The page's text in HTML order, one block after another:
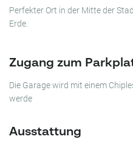
Perfekter Ort in der Mitte der
Erde.
Zugang zum
Die Garage wird mit einem
werde
Ausstattung